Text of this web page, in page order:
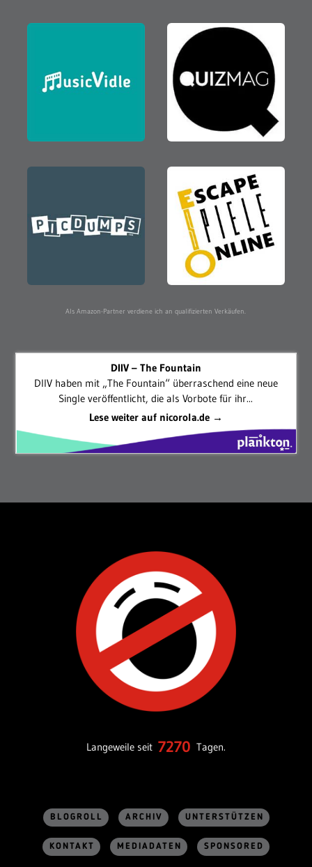
Als Amazon-Partner verdiene ich an qualifizierten Verkäufen.
DIIV – The Fountain
DIIV haben mit „The Fountain“ überraschend eine neue
Single veröffentlicht, die als Vorbote für ihr...
Lese weiter auf nicorola.de →
Langeweile seit 7270 Tagen.
BLOGROLL ARCHIV UNTERSTÜTZEN
KONTAKT MEDIADATEN SPONSORED